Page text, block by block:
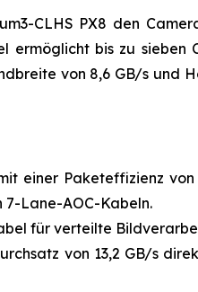
CLHS PX8 den
ermöglicht bis zu sieben
von 8,6 GB/s und
einer Paketeffizienz
7-Lane-AOC-Kabeln.
für verteilte
von 13,2 GB/s